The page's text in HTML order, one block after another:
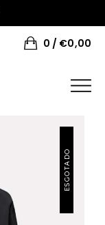
0 €0,00
ESGOTADO